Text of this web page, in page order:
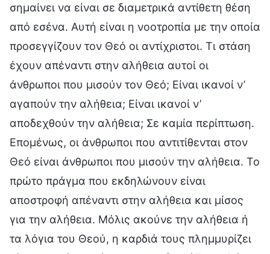
σημαίνει να είναι σε διαμετρικά αντίθετη θέση
από εσένα. Αυτή είναι η νοοτροπία με την οποία
προσεγγίζουν τον Θεό οι αντίχριστοι. Τι στάση
έχουν απέναντι στην αλήθεια αυτοί οι
άνθρωποι που μισούν τον Θεό; Είναι ικανοί ν’
αγαπούν την αλήθεια; Είναι ικανοί ν’
αποδεχθούν την αλήθεια; Σε καμία περίπτωση.
Επομένως, οι άνθρωποι που αντιτίθενται στον
Θεό είναι άνθρωποι που μισούν την αλήθεια. Το
πρώτο πράγμα που εκδηλώνουν είναι
αποστροφή απέναντι στην αλήθεια και μίσος
για την αλήθεια. Μόλις ακούνε την αλήθεια ή
τα λόγια του Θεού, η καρδιά τους πλημμυρίζει